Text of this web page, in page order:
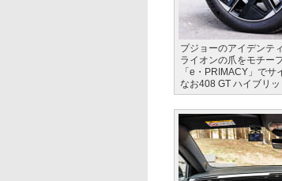
プジョーのアイデンテ
ライオンの爪をモチー
「e・PRIMACY」で
なお408 GT ハイブリ